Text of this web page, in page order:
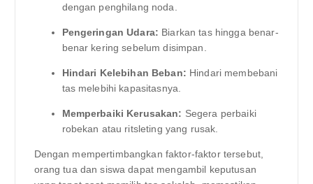
dengan penghilang noda.
Pengeringan Udara: Biarkan tas hingga benar-
benar kering sebelum disimpan.
Hindari Kelebihan Beban: Hindari membebani
tas melebihi kapasitasnya.
Memperbaiki Kerusakan: Segera perbaiki
robekan atau ritsleting yang rusak.
Dengan mempertimbangkan faktor-faktor tersebut,
orang tua dan siswa dapat mengambil keputusan